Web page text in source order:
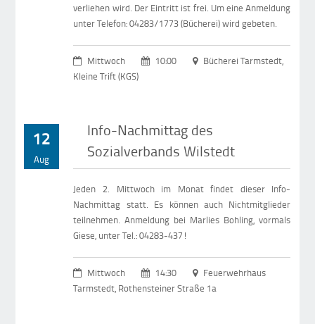
verliehen wird. Der Eintritt ist frei. Um eine Anmeldung
unter Telefon: 04283/1773 (Bücherei) wird gebeten.
Mittwoch 10:00
Bücherei Tarmstedt,
Kleine Trift (KGS)
12
Aug
Info-Nachmittag des
Sozialverbands Wilstedt
Jeden 2. Mittwoch im Monat findet dieser Info-
Nachmittag statt. Es können auch Nichtmitglieder
teilnehmen. Anmeldung bei Marlies Bohling, vormals
Giese, unter Tel.: 04283-437!
Mittwoch 14:30
Feuerwehrhaus
Tarmstedt, Rothensteiner Straße 1a